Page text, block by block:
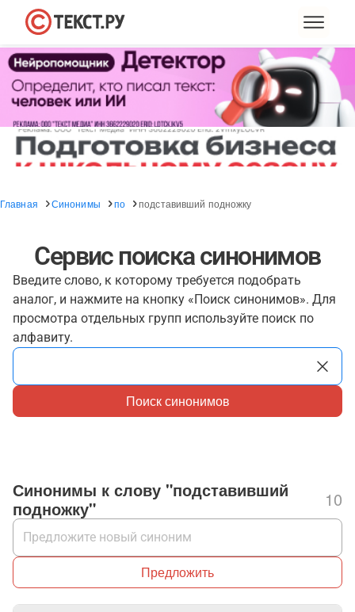
Главная Синонимы по подставивший подножку
Сервис поиска синонимов
Введите слово, к которому требуется подобрать
аналог, и нажмите на кнопку «Поиск синонимов». Для
просмотра отдельных групп используйте поиск по
алфавиту.
Поиск синонимов
Синонимы к слову "подставивший
подножку"
10
Предложить